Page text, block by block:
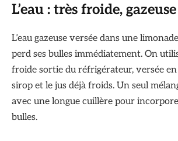
L’eau : très froide,
L’eau gazeuse versée dans une
perd ses bulles immédiatement. On
froide sortie du réfrigérateur, versée
sirop et le jus déjà froids. Un seul
avec une longue cuillère pour
bulles.